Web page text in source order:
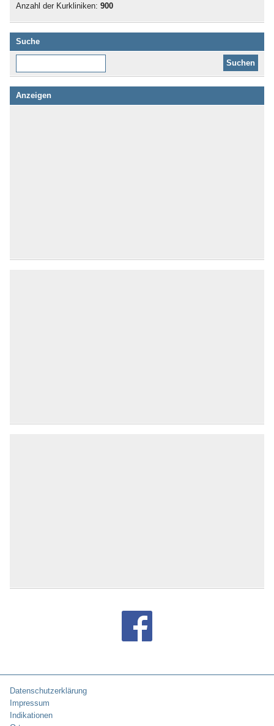
Anzahl der Kurkliniken: 900
Suche
Anzeigen
Datenschutzerklärung
Impressum
Indikationen